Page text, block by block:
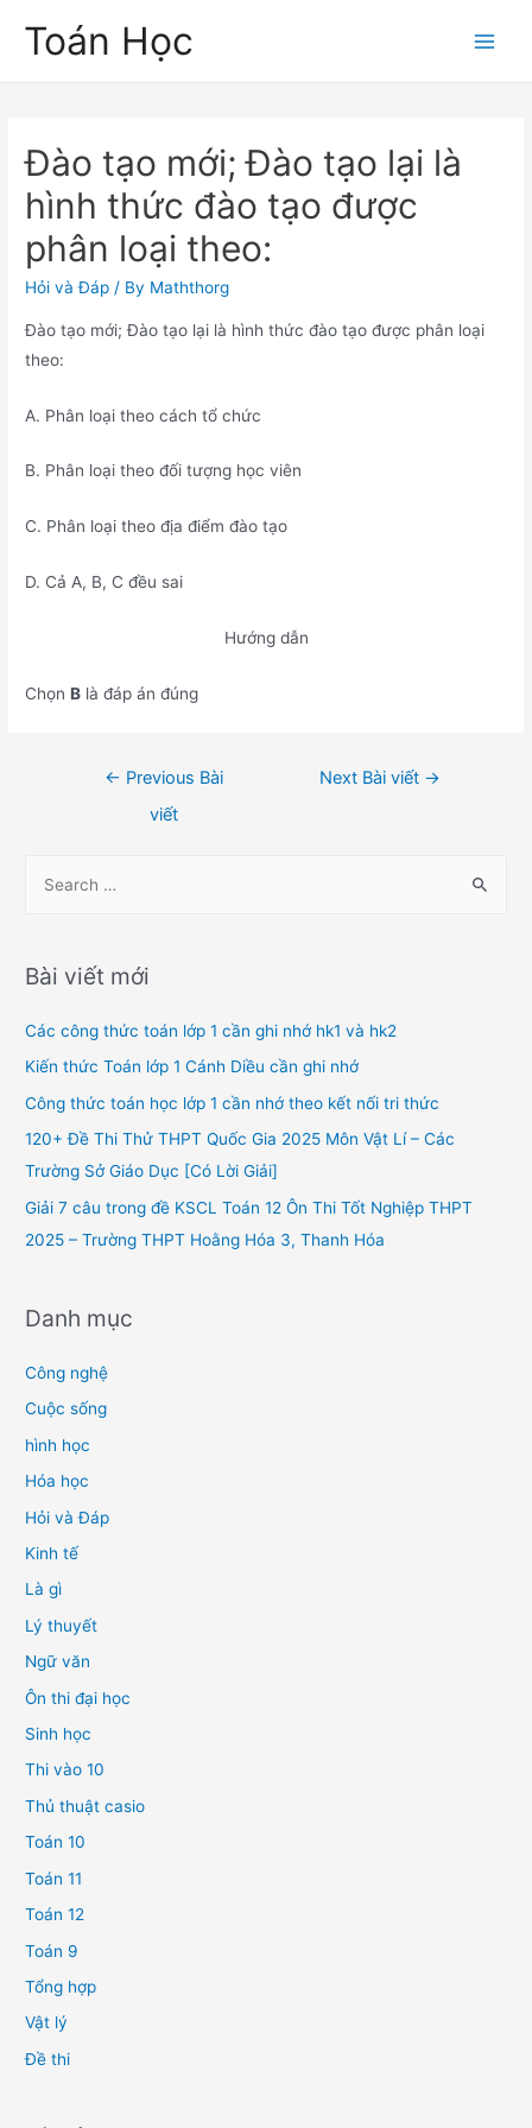
Toán Học
Đào tạo mới; Đào tạo lại là
hình thức đào tạo được
phân loại theo:
Hỏi và Đáp / By Maththorg
Đào tạo mới; Đào tạo lại là hình thức đào tạo được phân loại
theo:
A. Phân loại theo cách tổ chức
B. Phân loại theo đối tượng học viên
C. Phân loại theo địa điểm đào tạo
D. Cả A, B, C đều sai
Hướng dẫn
ChọnB là đáp án đúng
← Previous Bài
viết
Next Bài viết →
r
h
f
o
Bài viết mới
Các công thức toán lớp 1 cần ghi nhớ hk1 và hk2
Kiến thức Toán lớp 1 Cánh Diều cần ghi nhớ
Công thức toán học lớp 1 cần nhớ theo kết nối tri thức
120+ Đề Thi Thử THPT Quốc Gia 2025 Môn Vật Lí – Các
Trường Sở Giáo Dục [Có Lời Giải]
Giải 7 câu trong đề KSCL Toán 12 Ôn Thi Tốt Nghiệp THPT
2025 – Trường THPT Hoằng Hóa 3, Thanh Hóa
Danh mục
Công nghệ
Cuộc sống
hình học
Hóa học
Hỏi và Đáp
Kinh tế
Là gì
Lý thuyết
Ngữ văn
Ôn thi đại học
Sinh học
Thi vào 10
Thủ thuật casio
Toán 10
Toán 11
Toán 12
Toán 9
Tổng hợp
Vật lý
Đề thi